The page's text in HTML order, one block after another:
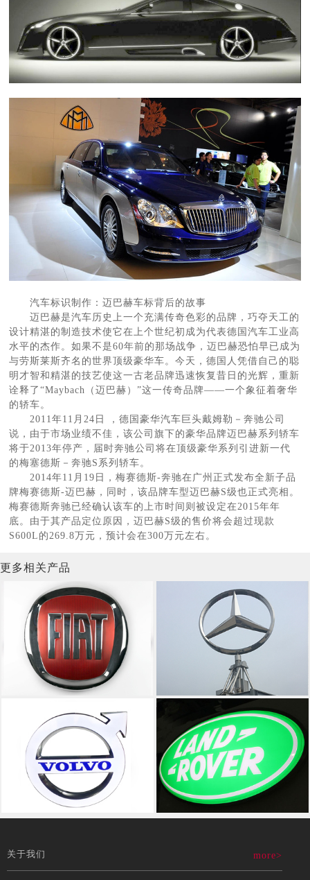
汽车标识制作：迈巴赫车标背后的故事
迈巴赫是汽车历史上一个充满传奇色彩的品牌，巧夺天工的
设计精湛的制造技术使它在上个世纪初成为代表德国汽车工业高
水平的杰作。如果不是60年前的那场战争，迈巴赫恐怕早已成为
与劳斯莱斯齐名的世界顶级豪华车。今天，德国人凭借自己的聪
明才智和精湛的技艺使这一古老品牌迅速恢复昔日的光辉，重新
诠释了“Maybach（迈巴赫）”这一传奇品牌——一个象征着奢华
的轿车。
2011年11月24日 ，德国豪华汽车巨头戴姆勒－奔驰公司
说，由于市场业绩不佳，该公司旗下的豪华品牌迈巴赫系列轿车
将于2013年停产，届时奔驰公司将在顶级豪华系列引进新一代
的梅塞德斯－奔驰S系列轿车。
2014年11月19日，梅赛德斯-奔驰在广州正式发布全新子品
牌梅赛德斯-迈巴赫，同时，该品牌车型迈巴赫S级也正式亮相。
梅赛德斯奔驰已经确认该车的上市时间则被设定在2015年年
底。由于其产品定位原因，迈巴赫S级的售价将会超过现款
S600L的269.8万元，预计会在300万元左右。
更多相关产品
关于我们 more>